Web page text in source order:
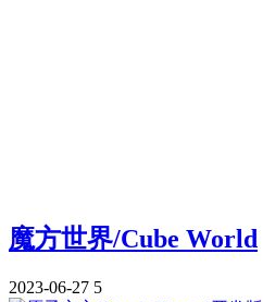
魔方世界/Cube World
2023-06-27 5